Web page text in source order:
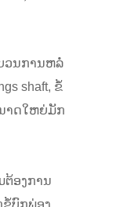
ວນການຫລໍ່
shaft, ຂໍ້
າດໃຫຍ່ມັກ
ຕ້ອງການ
ຂໍ້ບົກພ່ອງ